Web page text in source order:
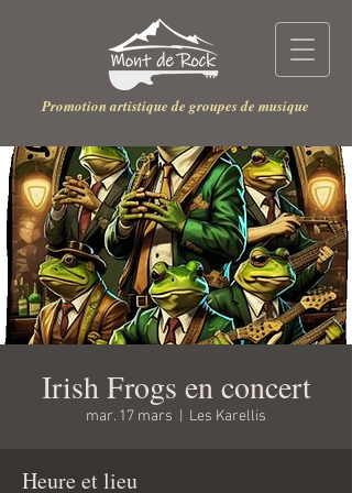
Promotion artistique de groupes de musique
Irish Frogs en concert
mar. 17 mars Les Karellis
Heure et lieu